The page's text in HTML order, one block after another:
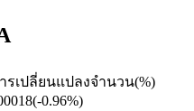
รเปลี่ยนแปลงจำนวน(%)
(-0.96%)